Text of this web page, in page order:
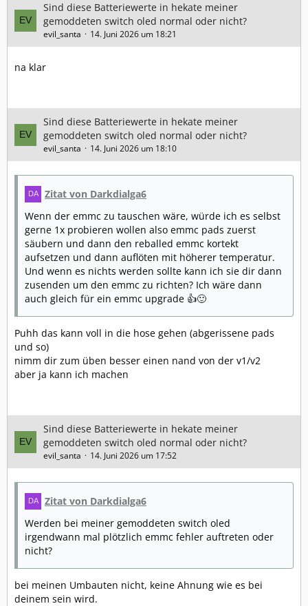
Sind diese Batteriewerte in hekate meiner
gemoddeten switch oled normal oder nicht?
evil_santa 14. Juni 2026 um 18:21
na klar
Sind diese Batteriewerte in hekate meiner
gemoddeten switch oled normal oder nicht?
evil_santa 14. Juni 2026 um 18:10
Zitat von Darkdialga6
Wenn der emmc zu tauschen wäre, würde ich es selbst
gerne 1x probieren wollen also emmc pads zuerst
säubern und dann den reballed emmc kortekt
aufsetzen und dann auflöten mit höherer temperatur.
Und wenn es nichts werden sollte kann ich sie dir dann
zusenden um den emmc zu richten? Ich wäre dann
auch gleich für ein emmc upgrade 👍🙂
Puhh das kann voll in die hose gehen (abgerissene pads
und so)
nimm dir zum üben besser einen nand von der v1/v2
aber ja kann ich machen
Sind diese Batteriewerte in hekate meiner
gemoddeten switch oled normal oder nicht?
evil_santa 14. Juni 2026 um 17:52
Zitat von Darkdialga6
Werden bei meiner gemoddeten switch oled
irgendwann mal plötzlich emmc fehler auftreten oder
nicht?
bei meinen Umbauten nicht, keine Ahnung wie es bei
deinem sein wird.